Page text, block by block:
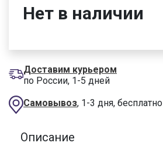
Нет в наличии
Доставим курьером
по России, 1-5 дней
Самовывоз, 1-3 дня, бесплатно
Описание